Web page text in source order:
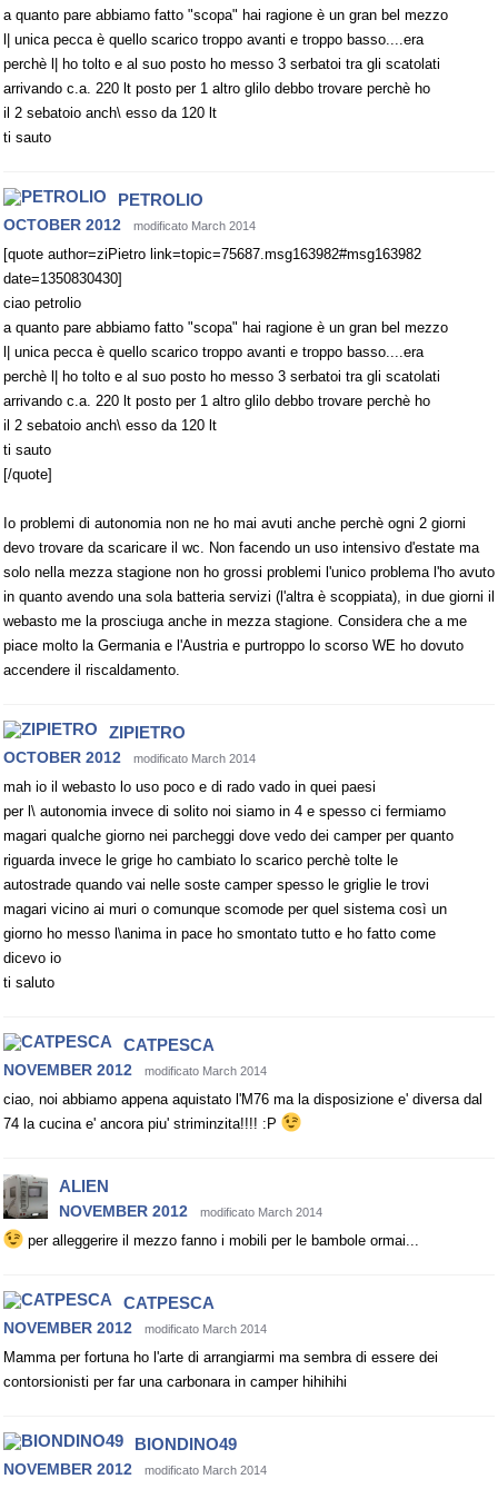
a quanto pare abbiamo fatto "scopa" hai ragione è un gran bel mezzo
l| unica pecca è quello scarico troppo avanti e troppo basso....era
perchè l| ho tolto e al suo posto ho messo 3 serbatoi tra gli scatolati
arrivando c.a. 220 lt posto per 1 altro glilo debbo trovare perchè ho
il 2 sebatoio anch\ esso da 120 lt
ti sauto
PETROLIO
OCTOBER 2012 modificato March 2014
[quote author=ziPietro link=topic=75687.msg163982#msg163982
date=1350830430]
ciao petrolio
a quanto pare abbiamo fatto "scopa" hai ragione è un gran bel mezzo
l| unica pecca è quello scarico troppo avanti e troppo basso....era
perchè l| ho tolto e al suo posto ho messo 3 serbatoi tra gli scatolati
arrivando c.a. 220 lt posto per 1 altro glilo debbo trovare perchè ho
il 2 sebatoio anch\ esso da 120 lt
ti sauto
[/quote]
Io problemi di autonomia non ne ho mai avuti anche perchè ogni 2 giorni
devo trovare da scaricare il wc. Non facendo un uso intensivo d'estate ma
solo nella mezza stagione non ho grossi problemi l'unico problema l'ho avuto
in quanto avendo una sola batteria servizi (l'altra è scoppiata), in due giorni il
webasto me la prosciuga anche in mezza stagione. Considera che a me
piace molto la Germania e l'Austria e purtroppo lo scorso WE ho dovuto
accendere il riscaldamento.
ZIPIETRO
OCTOBER 2012 modificato March 2014
mah io il webasto lo uso poco e di rado vado in quei paesi
per l\ autonomia invece di solito noi siamo in 4 e spesso ci fermiamo
magari qualche giorno nei parcheggi dove vedo dei camper per quanto
riguarda invece le grige ho cambiato lo scarico perchè tolte le
autostrade quando vai nelle soste camper spesso le griglie le trovi
magari vicino ai muri o comunque scomode per quel sistema così un
giorno ho messo l\anima in pace ho smontato tutto e ho fatto come
dicevo io
ti saluto
CATPESCA
NOVEMBER 2012 modificato March 2014
ciao, noi abbiamo appena aquistato l'M76 ma la disposizione e' diversa dal
74 la cucina e' ancora piu' striminzita!!!! :P
ALIEN
NOVEMBER 2012 modificato March 2014
per alleggerire il mezzo fanno i mobili per le bambole ormai...
CATPESCA
NOVEMBER 2012 modificato March 2014
Mamma per fortuna ho l'arte di arrangiarmi ma sembra di essere dei
contorsionisti per far una carbonara in camper hihihihi
BIONDINO49
NOVEMBER 2012 modificato March 2014